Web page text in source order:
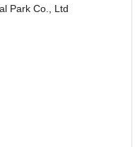
Park Co., Ltd